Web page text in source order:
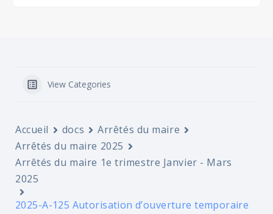
View Categories
Accueil docs
Arrêtés du maire
Arrêtés du maire 2025
Arrêtés du maire 1e trimestre Janvier - Mars
2025
2025-A-125 Autorisation d’ouverture temporaire